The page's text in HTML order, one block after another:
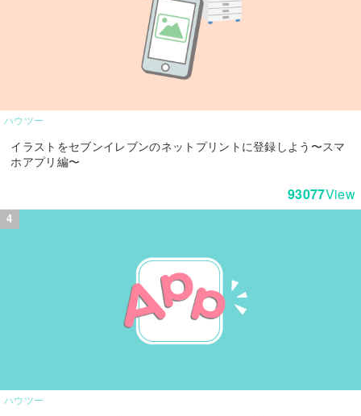
ハウツー
イラストをセブンイレブンのネットプリントに登録しよう〜スマ
ホアプリ編〜
93077View
ハウツー